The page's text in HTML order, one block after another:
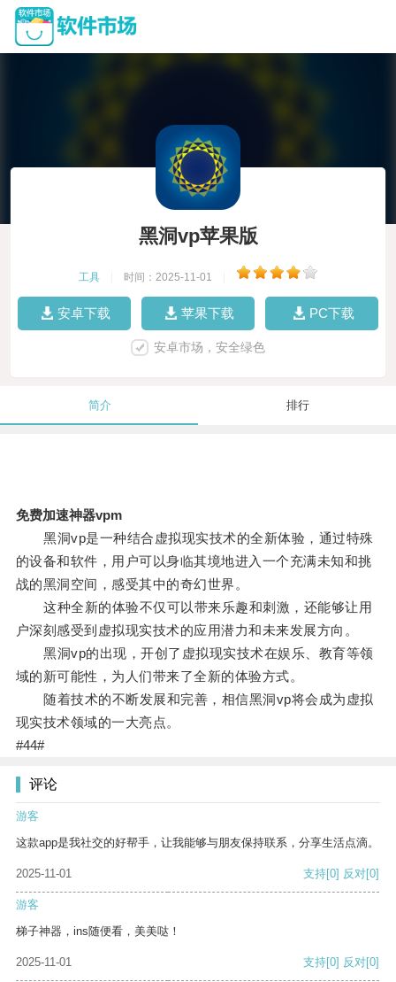
黑洞vp苹果版
工具 时间：2025-11-01
安卓下载 苹果下载 PC下载
安卓市场，安全绿色
简介 排行
免费加速神器vpm
黑洞vp是一种结合虚拟现实技术的全新体验，通过特殊
的设备和软件，用户可以身临其境地进入一个充满未知和挑
战的黑洞空间，感受其中的奇幻世界。
这种全新的体验不仅可以带来乐趣和刺激，还能够让用
户深刻感受到虚拟现实技术的应用潜力和未来发展方向。
黑洞vp的出现，开创了虚拟现实技术在娱乐、教育等领
域的新可能性，为人们带来了全新的体验方式。
随着技术的不断发展和完善，相信黑洞vp将会成为虚拟
现实技术领域的一大亮点。
#44#
评论
游客
这款app是我社交的好帮手，让我能够与朋友保持联系，分享生活点滴。
2025-11-01 支持[0] 反对[0]
游客
梯子神器，ins随便看，美美哒！
2025-11-01 支持[0] 反对[0]